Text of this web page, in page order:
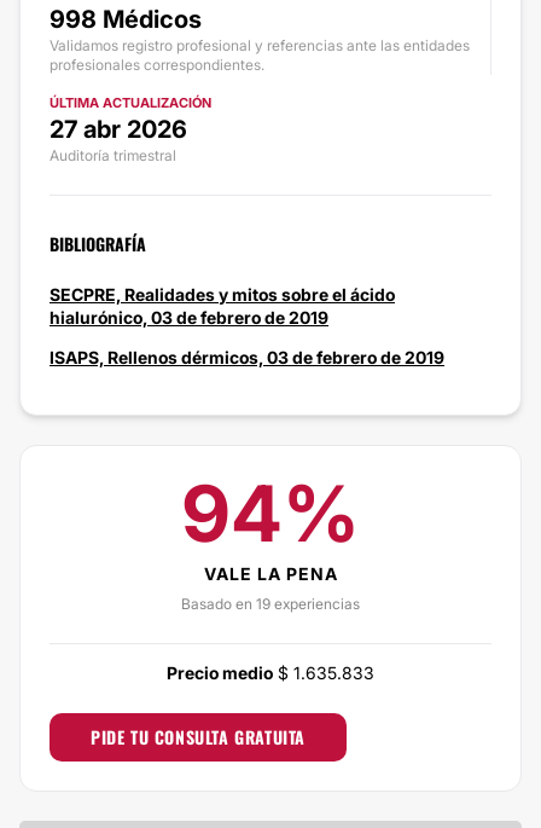
998 Médicos
Validamos registro profesional y referencias ante las entidades
profesionales correspondientes.
ÚLTIMA ACTUALIZACIÓN
27 abr 2026
Auditoría trimestral
BIBLIOGRAFÍA
SECPRE, Realidades y mitos sobre el ácido
hialurónico, 03 de febrero de 2019
ISAPS, Rellenos dérmicos, 03 de febrero de 2019
94%
VALE LA PENA
Basado en 19 experiencias
Precio medio $ 1.635.833
PIDE TU CONSULTA GRATUITA